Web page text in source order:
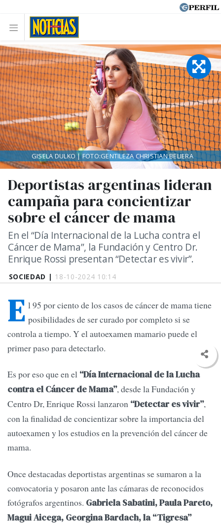
SOCIEDAD | 18-10-2024 10:14
Deportistas argentinas lideran
campaña para concientizar
sobre el cáncer de mama
En el “Día Internacional de la Lucha contra el
Cáncer de Mama”, la Fundación y Centro Dr.
Enrique Rossi presentan “Detectar es vivir”.
GISELA DULKO | FOTO:GENTILEZA CHRISTIAN BELIERA
E l 95 por ciento de los casos de cáncer de mama tiene
posibilidades de ser curado por completo si se
controla a tiempo. Y el autoexamen mamario puede el
primer paso para detectarlo.
Es por eso que en el “Día Internacional de la Lucha
contra el Cáncer de Mama”, desde la Fundación y
Centro Dr, Enrique Rossi lanzaron “Detectar es vivir”,
con la finalidad de concientizar sobre la importancia del
autoexamen y los estudios en la prevención del cáncer de
mama.
Once destacadas deportistas argentinas se sumaron a la
convocatoria y posaron ante las cámaras de reconocidos
fotógrafos argentinos. Gabriela Sabatini, Paula Pareto,
Magui Aicega, Georgina Bardach, la “Tigresa”